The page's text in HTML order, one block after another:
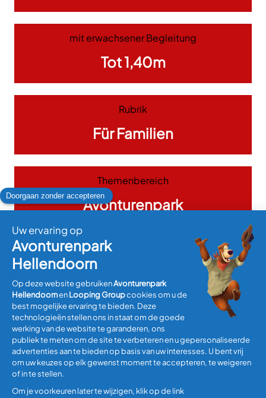
mit erwachsener Begleitung
Tot 1,40m
Rubrik
Für Familien
Themenbereich
Avonturenpark